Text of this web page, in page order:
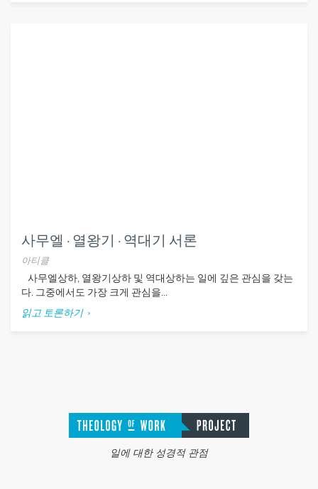
사무엘 · 열왕기 · 역대기 서론
아티클
사무엘상하, 열왕기상하 및 역대상하는 일에 깊은 관심을 갖는
다. 그중에서도 가장 크게 관심을...
읽고 토론하기
일에 대한 성경적 관점